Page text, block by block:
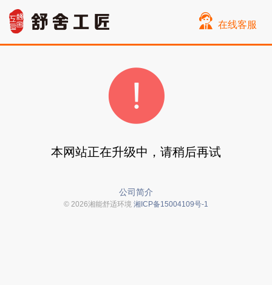
在线客服
本网站正在升级中，请稍后再试
公司简介
© 2026湘能舒适环境 湘ICP备15004109号-1